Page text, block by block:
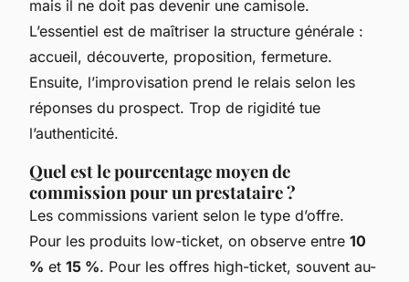
mais il ne doit pas devenir une camisole.
L’essentiel est de maîtriser la structure générale :
accueil, découverte, proposition, fermeture.
Ensuite, l’improvisation prend le relais selon les
réponses du prospect. Trop de rigidité tue
l’authenticité.
Quel est le pourcentage moyen de
commission pour un prestataire ?
Les commissions varient selon le type d’offre.
Pour les produits low-ticket, on observe entre 10
% et 15 %. Pour les offres high-ticket, souvent au-